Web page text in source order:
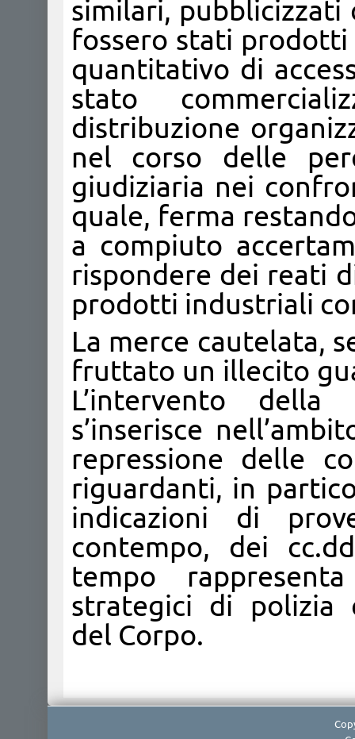
similari, pubblicizzati
fossero stati prodotti
quantitativo di
stato
distribuzione
nel corso delle
giudiziaria nei
quale, ferma
a compiuto
rispondere dei reati
prodotti industriali
La merce cautelata,
fruttato un illecito
L’intervento
s’inserisce
repressione delle
riguardanti, in
indicazioni di
contempo, dei
tempo
strategici di polizia
del Corpo.​